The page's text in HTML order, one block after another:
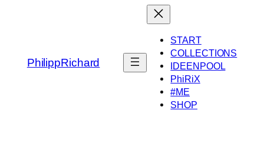
PhilippRichard
START
COLLECTIONS
IDEENPOOL
PhiRiX
#ME
SHOP